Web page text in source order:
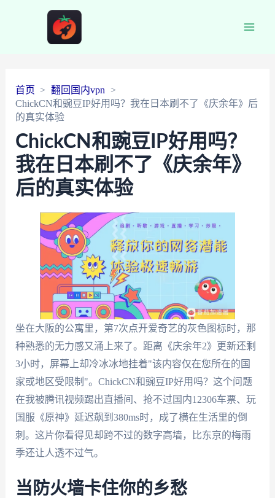
首页
翻回国内vpn
ChickCN和豌豆IP好用吗？我在日本刷不了《庆余年》后
的真实体验
ChickCN和豌豆IP好用吗？
我在日本刷不了《庆余年》
后的真实体验
坐在大阪的公寓里，第7次点开爱奇艺的灰色图标时，那
种熟悉的无力感又涌上来了。距离《庆余年2》更新还剩
3小时，屏幕上却冷冰冰地挂着"该内容仅在您所在的国
家或地区受限制"。ChickCN和豌豆IP好用吗？这个问题
在我被腾讯视频踢出直播间、抢不过国内12306车票、玩
国服《原神》延迟飙到380ms时，成了横在生活里的倒
刺。这片你看得见却跨不过的数字高墙，比东京的梅雨
季还让人透不过气。
当防火墙卡住你的乡愁